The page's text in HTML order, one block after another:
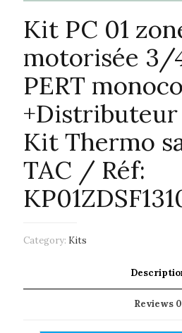
Kit PC 01
motorisée 3/
PERT
+Distributeur
Kit Thermo
TAC / Réf:
Category: Kits
Reviews 0